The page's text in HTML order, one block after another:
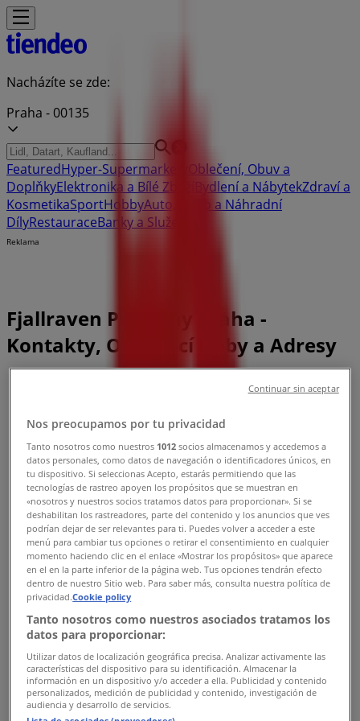
Nacházíte se zde:
Praha - 00135
FeaturedHyper-Supermarkety
Oblečení, Obuv a
DoplňkyElektronika a Bílé Zboží Bydlení a NábytekZdraví a
KosmetikaSportHobbyAuto, Moto a Náhradní
DílyRestauraceBanky a Služeb
Reklama
Fjallraven Prodejny Praha -
Kontakty, Otevírací Doby a Adresy
Fjallraven i Praha»
Fjallraven obchody v Praha
Fjallraven
náměstí Republiky 1, Praha
1.6 km
Otevřeno
Nos preocupamos por tu privacidad
Tanto nosotros como nuestros 1012 socios almacenamos y accedemos a
datos personales, como datos de navegación o identificadores únicos, en
tu dispositivo. Si seleccionas Acepto, estarás permitiendo que las
tecnologías de rastreo apoyen los propósitos que se muestran en
«nosotros y nuestros socios tratamos datos para proporcionar». Si se
deshabilitan los rastreadores, parte del contenido y los anuncios que ves
podrían dejar de ser relevantes para ti. Puedes volver a acceder a este
menú para cambiar tus opciones o retirar el consentimiento en cualquier
momento haciendo clic en el enlace «Mostrar los propósitos» que aparece
en el en la parte inferior de la página web. Tus opciones tendrán efecto
dentro de nuestro Sitio web. Para saber más, consulta nuestra política de
privacidad.Cookie policy
Tanto nosotros como nuestros asociados tratamos los
datos para proporcionar:
Utilizar datos de localización geográfica precisa. Analizar activamente las
características del dispositivo para su identificación. Almacenar la
información en un dispositivo y/o acceder a ella. Publicidad y contenido
personalizados, medición de publicidad y contenido, investigación de
audiencia y desarrollo de servicios.
Continuar sin aceptar